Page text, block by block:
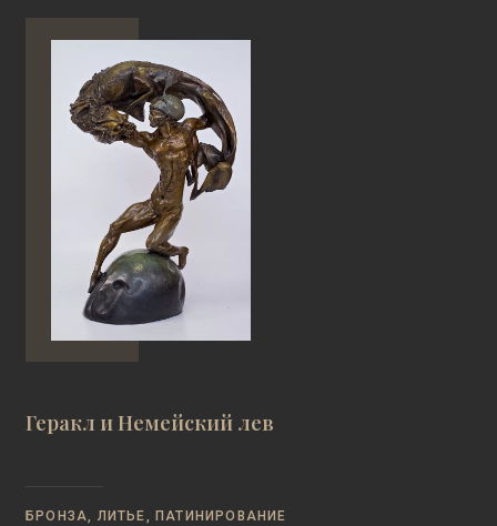
Геракл и Немейский лев
БРОНЗА, ЛИТЬЕ, ПАТИНИРОВАНИЕ